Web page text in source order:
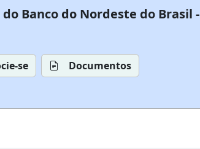
Banco do Nordeste do Brasil -
se
Documentos